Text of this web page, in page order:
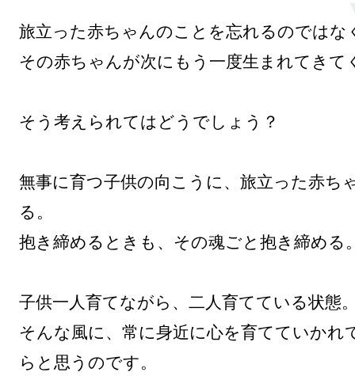
旅立った赤ちゃんのことを忘れるのではな
その赤ちゃんが次にもう一度生まれてきて
そう考えられてはどうでしょう？
無事に育つ子供の向こうに、旅立った赤ち
る。
抱き締めるときも、その魂ごと抱き締める
子供一人育てながら、二人育てている状態
そんな風に、常に身近に心を育てていかれ
らと思うのです。